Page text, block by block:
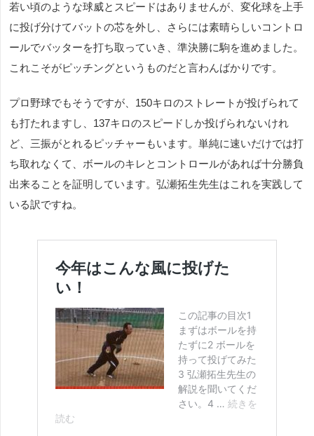
若い頃のような球威とスピードはありませんが、変化球を上手
に投げ分けてバットの芯を外し、さらには素晴らしいコントロ
ールでバッターを打ち取っていき、準決勝に駒を進めました。
これこそがピッチングというものだと言わんばかりです。
プロ野球でもそうですが、150キロのストレートが投げられて
も打たれますし、137キロのスピードしか投げられないけれ
ど、三振がとれるピッチャーもいます。単純に速いだけでは打
ち取れなくて、ボールのキレとコントロールがあれば十分勝負
出来ることを証明しています。弘瀬拓生先生はこれを実践して
いる訳ですね。